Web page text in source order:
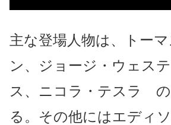
主な登場人物は、トー
ン、ジョージ・ウェス
ス、ニコラ・テスラ
る。その他にはエディ